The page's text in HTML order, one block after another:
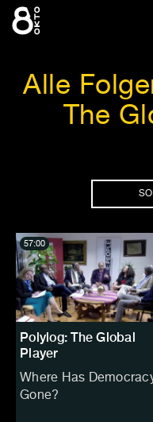
Zum
Inhalt
Alle
The
Polylog: The Global
Player
Where Has
Gone?
57:00